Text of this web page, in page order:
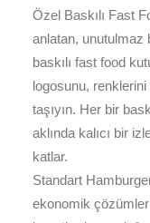
Özel Baskılı Fast
anlatan, unutulmaz
baskılı fast food
logosunu, renklerini
taşıyın. Her bir
aklında kalıcı bir
katlar.
Standart
ekonomik